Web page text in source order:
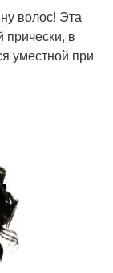
волос! Эта
прически, в
уместной при